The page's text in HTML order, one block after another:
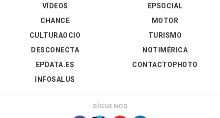
VÍDEOS
EPSOCIAL
CHANCE
CULTURAOCIO
DESCONECTA
EPDATA.ES
INFOSALUS
MOTOR
TURISMO
NOTIMÉRICA
CONTACTOPHOTO
SÍGUENOS